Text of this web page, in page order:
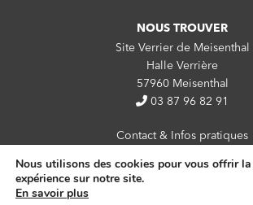
NOUS TROUVER
Site Verrier de Meisenthal
Halle Verrière
57960 Meisenthal
03 87 96 82 91
Contact & Infos pratiques
Newsletter
Nous utilisons des cookies pour vous offrir
expérience sur notre site.
En savoir plus